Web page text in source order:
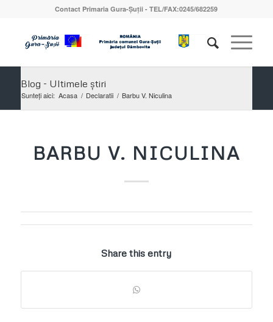
Contact Primaria Gura-Șuții - TEL/FAX:0245/682259
Blog - Ultimele știri
Sunteți aici: Acasa / Declaratii / Barbu V. Niculina
BARBU V. NICULINA
Share this entry